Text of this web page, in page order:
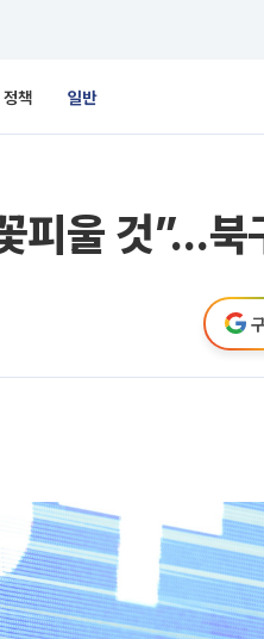
정책 일반
피울 것”…북